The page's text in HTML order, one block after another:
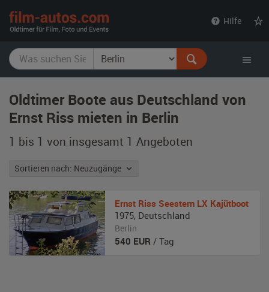
Hilfe
Oldtimer Boote aus Deutschland von
Ernst Riss mieten in Berlin
1 bis 1 von insgesamt 1 Angeboten
Sortieren nach: Neuzugänge
Ernst Riss Seestern LX Kajütboot
1975, Deutschland
Berlin
540 EUR / Tag